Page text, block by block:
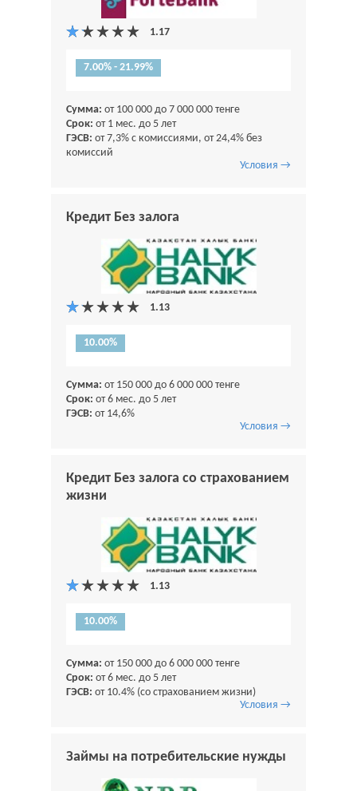
7.00% - 21.99%
Сумма: от 100 000 до 7 000 000 тенге
Срок: от 1 мес. до 5 лет
ГЭСВ: от 7,3% с комиссиями, от 24,4% без
комиссий
Условия →
Кредит Без залога
10.00%
Сумма: от 150 000 до 6 000 000 тенге
Срок: от 6 мес. до 5 лет
ГЭСВ: от 14,6%
Условия →
Кредит Без залога со страхованием
жизни
10.00%
Сумма: от 150 000 до 6 000 000 тенге
Срок: от 6 мес. до 5 лет
ГЭСВ: от 10.4% (со страхованием жизни)
Условия →
Займы на потребительские нужды